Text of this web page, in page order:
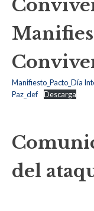
Manifiesto_Pacto_Día
Paz_def
Descarga
del